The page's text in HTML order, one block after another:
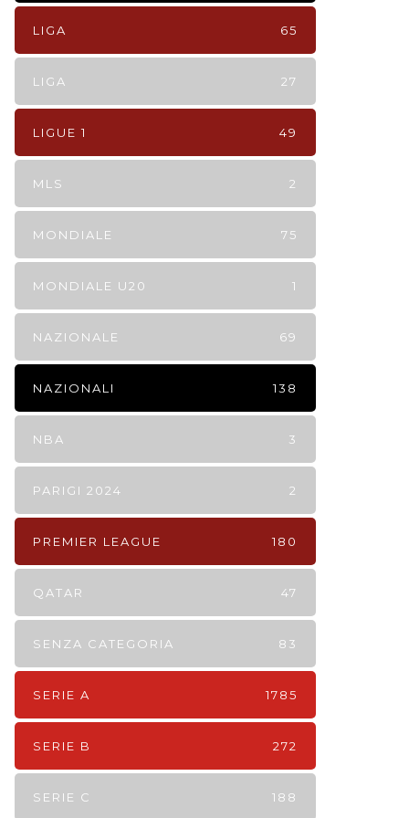
LIGA 65
LIGA 27
LIGUE 1 49
MLS 2
MONDIALE 75
MONDIALE U20 1
NAZIONALE 69
NAZIONALI 138
NBA 3
PARIGI 2024 2
PREMIER LEAGUE 180
QATAR 47
SENZA CATEGORIA 83
SERIE A 1785
SERIE B 272
SERIE C 188